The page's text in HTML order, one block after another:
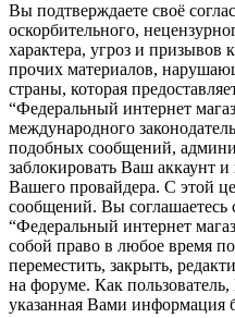
Вы подтверждаете своё
оскорбительного,
характера, угроз и призывов
прочих материалов,
страны, которая
“Федеральный интернет
международного
подобных сообщений,
заблокировать Ваш аккаунт и
Вашего провайдера. С этой
сообщений. Вы соглашаетесь
“Федеральный интернет
собой право в любое время
переместить, закрыть,
на форуме. Как
указанная Вами информация